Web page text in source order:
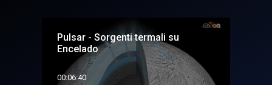
Pulsar - Sorgenti termali su
Encelado
00:06:40